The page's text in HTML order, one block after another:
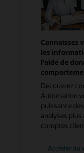
Connaissez
les
l'aide de
Découvrez
Automation
puissance
analyses
comptes
Accéder au